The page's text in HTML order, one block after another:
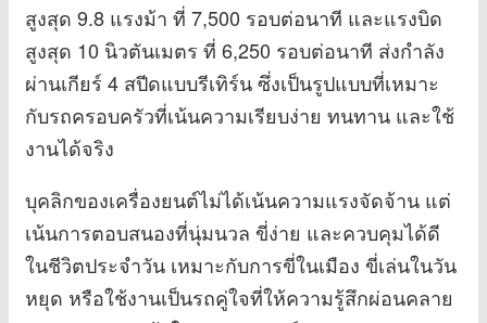
สูงสุด 9.8 แรงม้า ที่ 7,500 รอบต่อนาที และแรงบิด
สูงสุด 10 นิวตันเมตร ที่ 6,250 รอบต่อนาที ส่งกำลัง
ผ่านเกียร์ 4 สปีดแบบรีเทิร์น ซึ่งเป็นรูปแบบที่เหมาะ
กับรถครอบครัวที่เน้นความเรียบง่าย ทนทาน และใช้
งานได้จริง
บุคลิกของเครื่องยนต์ไม่ได้เน้นความแรงจัดจ้าน แต่
เน้นการตอบสนองที่นุ่มนวล ขี่ง่าย และควบคุมได้ดี
ในชีวิตประจำวัน เหมาะกับการขี่ในเมือง ขี่เล่นในวัน
หยุด หรือใช้งานเป็นรถคู่ใจที่ให้ความรู้สึกผ่อนคลาย